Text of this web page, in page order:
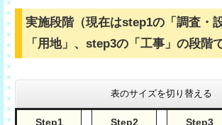
実施段階（現在はstep1の「調査・
「用地」、step3の「工事」の段階
表のサイズを切り替える
Step1
Step2
Step3